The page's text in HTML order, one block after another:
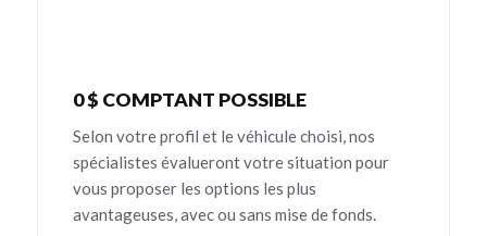
0 $ COMPTANT POSSIBLE
Selon votre profil et le véhicule choisi, nos
spécialistes évalueront votre situation pour
vous proposer les options les plus
avantageuses, avec ou sans mise de fonds.